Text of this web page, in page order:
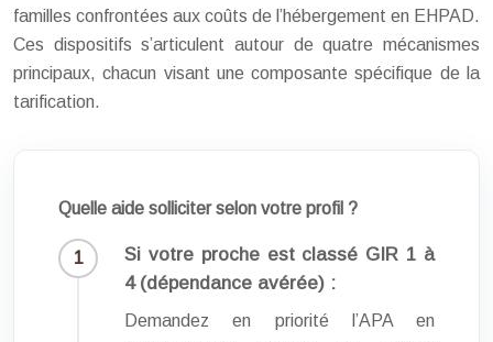
familles confrontées aux coûts de l’hébergement en EHPAD.
Ces dispositifs s’articulent autour de quatre mécanismes
principaux, chacun visant une composante spécifique de la
tarification.
Quelle aide solliciter selon votre profil ?
Si votre proche est classé GIR 1 à
4 (dépendance avérée) :
Demandez en priorité l’APA en